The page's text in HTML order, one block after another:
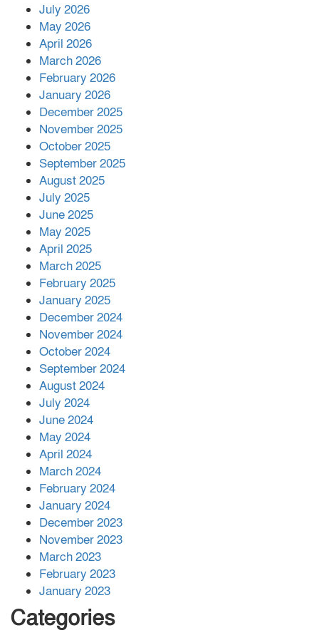
পর ফোন তারেক রহমানের,গ্যাস সঙ্কট
সহায়তা দিলেন সাচিং প্রু জেরী
July 2026
May 2026
April 2026
March 2026
February 2026
January 2026
December 2025
November 2025
October 2025
September 2025
August 2025
July 2025
June 2025
May 2025
April 2025
March 2025
February 2025
January 2025
December 2024
November 2024
October 2024
September 2024
August 2024
July 2024
June 2024
May 2024
April 2024
March 2024
February 2024
January 2024
December 2023
November 2023
March 2023
February 2023
January 2023
Categories